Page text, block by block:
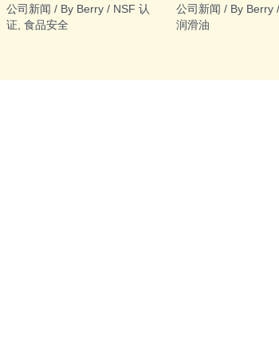
公司新闻 / By Berry / NSF 认
证 食品安全
公司新闻 / By Berry /
润滑油